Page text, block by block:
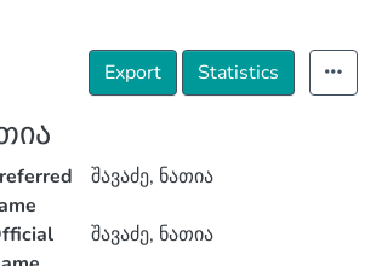
Export Statistics
შავაძე, ნათია
შავაძე, ნათია